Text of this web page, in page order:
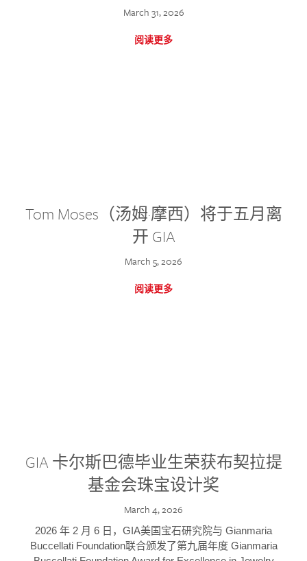
March 31, 2026
阅读更多
Tom Moses（汤姆·摩西）将于五月离
开 GIA
March 5, 2026
阅读更多
GIA 卡尔斯巴德毕业生荣获布契拉提
基金会珠宝设计奖
March 4, 2026
2026 年 2 月 6 日，GIA美国宝石研究院与 Gianmaria
Buccellati Foundation联合颁发了第九届年度 Gianmaria